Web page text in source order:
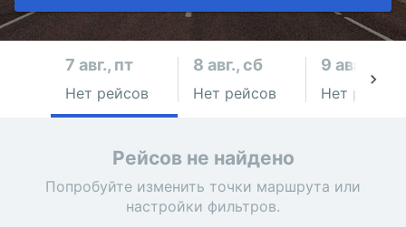
7 авг., пт
Нет рейсов
8 авг., сб
Нет рейсов
9 авг., вс
Нет рейсов
Рейсов не найдено
Попробуйте изменить точки маршрута или
настройки фильтров.